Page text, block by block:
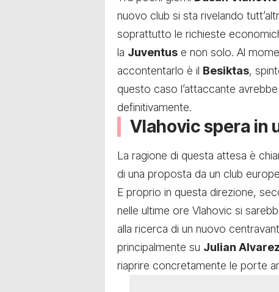
nuovo club si sta rivelando
soprattutto le richieste
la Juventus e non solo. Al
accontentarlo è il Besiktas,
questo caso l’attaccante
definitivamente.
Vlahovic spera in
La ragione di questa attesa è
di una proposta da un club
E proprio in questa direzione,
nelle ultime ore Vlahovic si
alla ricerca di un nuovo
principalmente su Julian Alvarez
riaprire concretamente le porte